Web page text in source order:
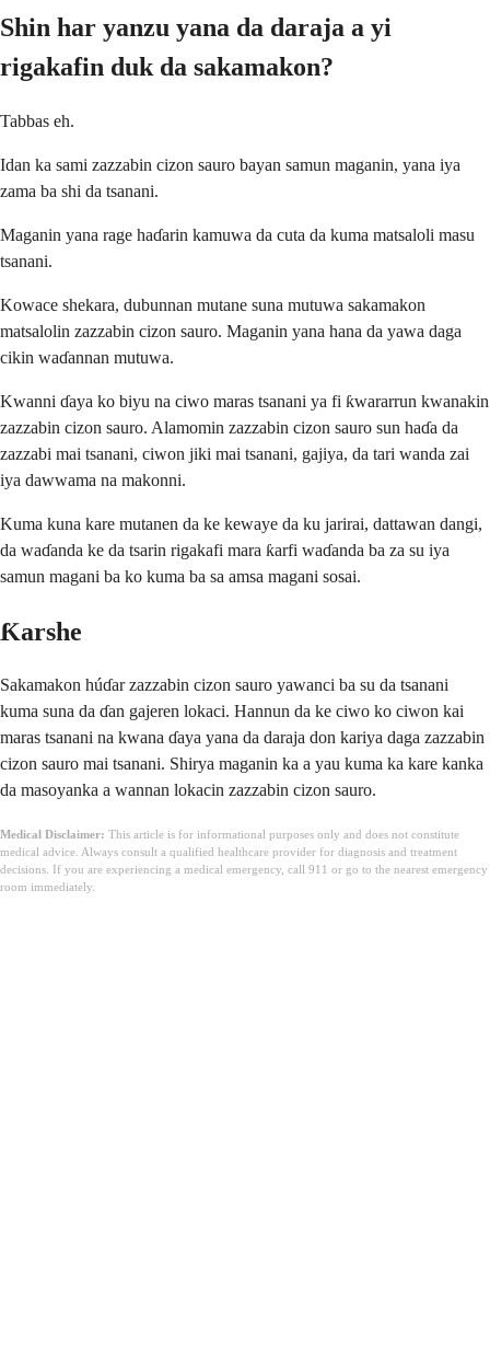
Shin har yanzu yana da daraja a yi
rigakafin duk da sakamakon?
Tabbas eh.
Idan ka sami zazzabin cizon sauro bayan samun maganin, yana iya
zama ba shi da tsanani.
Maganin yana rage haɗarin kamuwa da cuta da kuma matsaloli masu
tsanani.
Kowace shekara, dubunnan mutane suna mutuwa sakamakon
matsalolin zazzabin cizon sauro. Maganin yana hana da yawa daga
cikin waɗannan mutuwa.
Kwanni ɗaya ko biyu na ciwo maras tsanani ya fi ƙwararrun kwanakin
zazzabin cizon sauro. Alamomin zazzabin cizon sauro sun haɗa da
zazzabi mai tsanani, ciwon jiki mai tsanani, gajiya, da tari wanda zai
iya dawwama na makonni.
Kuma kuna kare mutanen da ke kewaye da ku jarirai, dattawan dangi,
da waɗanda ke da tsarin rigakafi mara ƙarfi waɗanda ba za su iya
samun magani ba ko kuma ba sa amsa magani sosai.
Ƙarshe
Sakamakon húɗar zazzabin cizon sauro yawanci ba su da tsanani
kuma suna da ɗan gajeren lokaci. Hannun da ke ciwo ko ciwon kai
maras tsanani na kwana ɗaya yana da daraja don kariya daga zazzabin
cizon sauro mai tsanani. Shirya maganin ka a yau kuma ka kare kanka
da masoyanka a wannan lokacin zazzabin cizon sauro.
Medical Disclaimer: This article is for informational purposes only and does not constitute
medical advice. Always consult a qualified healthcare provider for diagnosis and treatment
decisions. If you are experiencing a medical emergency, call 911 or go to the nearest emergency
room immediately.